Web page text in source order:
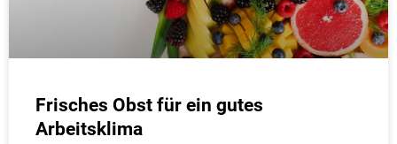
Frisches Obst für ein gutes
Arbeitsklima